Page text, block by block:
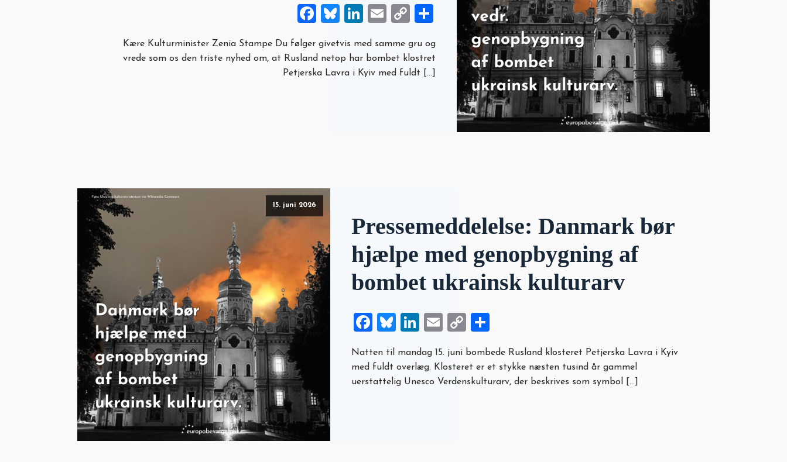
Facebook
Bluesky
LinkedIn
EmailCopyShare
Kære Kulturminister Zenia Stampe Du følger givetvis med samme gru og
vrede som os den triste nyhed om, at Rusland netop har bombet klostret
Petjerska Lavra i Kyiv med fuldt […]
15. juni 2026
Pressemeddelelse: Danmark bør
hjælpe med genopbygning af
bombet ukrainsk kulturarv
Facebook
Bluesky
LinkedIn
EmailCopy
Natten til mandag 15. juni bombede Rusland klosteret Petjerska Lavra i Kyiv
med fuldt overlæg. Klosteret er et stykke næsten tusind år gammel
uerstattelig Unesco Verdenskulturarv, der beskrives som symbol […]